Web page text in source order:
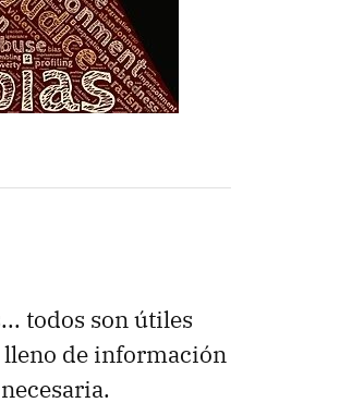
todos son útiles
de información